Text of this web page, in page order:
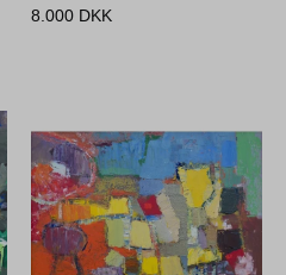
8.000 DKK